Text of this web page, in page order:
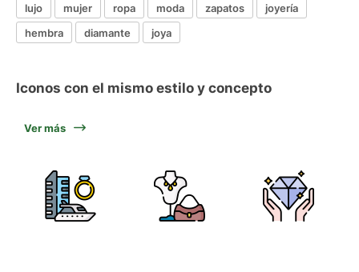
lujo mujer ropa moda zapatos
joyería
hembra
diamante joya
Iconos con el mismo estilo y concepto
Ver más